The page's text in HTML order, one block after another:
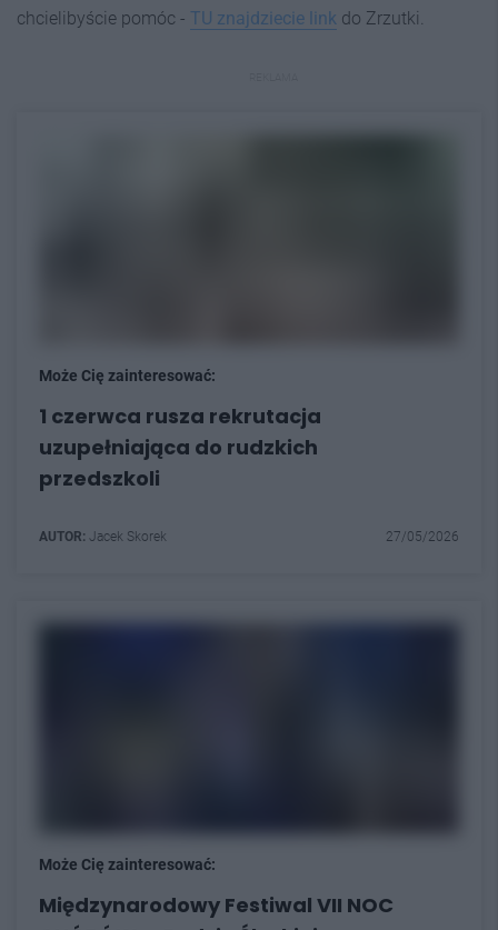
chcielibyście pomóc - TU znajdziecie link do Zrzutki.
Może Cię zainteresować:
1 czerwca rusza rekrutacja
uzupełniająca do rudzkich
przedszkoli
AUTOR: Jacek Skorek 27/05/2026
Może Cię zainteresować:
Międzynarodowy Festiwal VII NOC